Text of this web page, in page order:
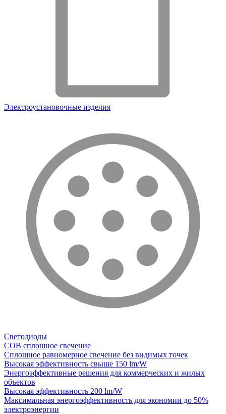
Электроустановочные изделия
Светодиоды
COB сплошное свечение
Сплошное равномерное свечение без видимых точек
Высокая эффективность свыше 150 lm/W
Энергоэффективные решения для коммерческих и жилых
объектов
Высокая эффективность 200 lm/W
Максимальная энергоэффективность для экономии до 50%
электроэнергии